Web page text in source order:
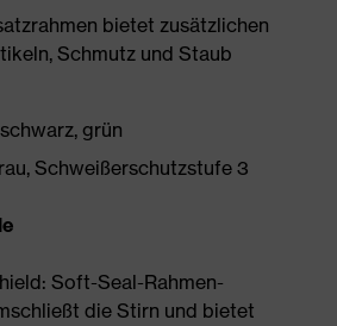
bietet zusätzlichen
Schmutz und Staub
grün
Schweißerschutzstufe 3
Soft-Seal-Rahmen-
die Stirn und bietet